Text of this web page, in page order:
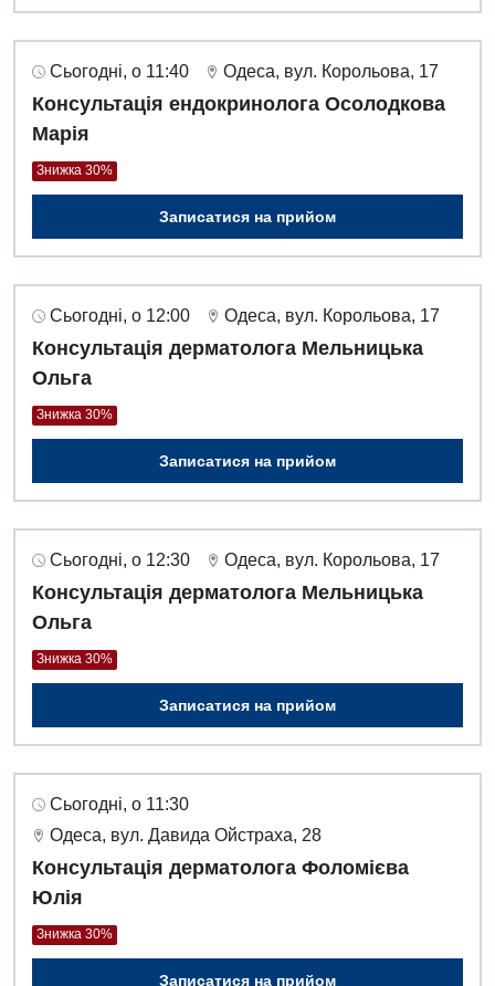
Сьогодні, о 11:40 Одеса, вул. Корольова, 17
Консультація ендокринолога Осолодкова
Марія
Знижка 30%
Записатися на прийом
Сьогодні, о 12:00 Одеса, вул. Корольова, 17
Консультація дерматолога Мельницька
Ольга
Знижка 30%
Записатися на прийом
Сьогодні, о 12:30 Одеса, вул. Корольова, 17
Консультація дерматолога Мельницька
Ольга
Знижка 30%
Записатися на прийом
Сьогодні, о 11:30
Одеса, вул. Давида Ойстраха, 28
Консультація дерматолога Фоломієва
Юлія
Знижка 30%
Записатися на прийом